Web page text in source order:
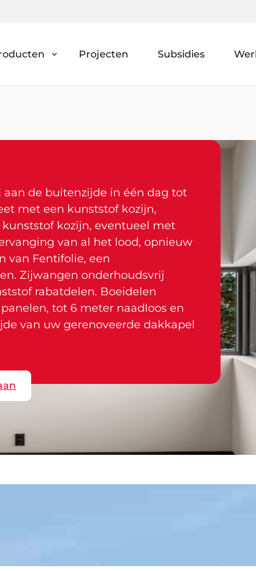
Projecten Subsidies
de buitenzijde in één dag tot
met een kunststof kozijn,
kozijn, eventueel met
van al het lood, opnieuw
van Fentifolie, een
Zijwangen onderhoudsvrij
rabatdelen. Boeidelen
tot 6 meter naadloos en
van uw gerenoveerde dakkapel